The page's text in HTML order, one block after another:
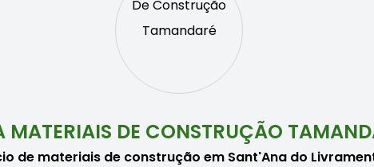
MATERIAIS DE CONSTRUÇÃO
de materiais de construção em Sant'Ana do